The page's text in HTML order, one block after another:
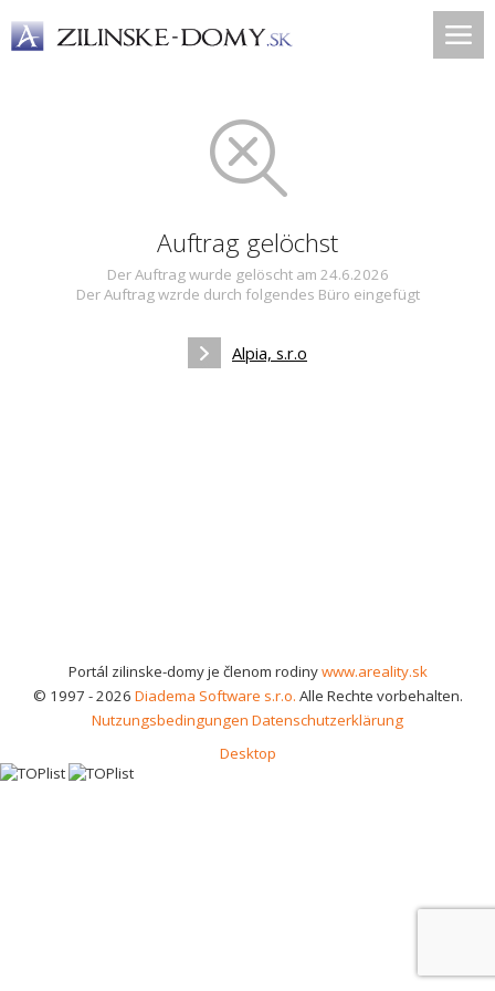
Auftrag gelöchst
Der Auftrag wurde gelöscht am 24.6.2026
Der Auftrag wzrde durch folgendes Büro eingefügt
Alpia, s.r.o
Portál zilinske-domy je členom rodinywww.areality.sk
© 1997 - 2026 Diadema Software s.r.o. Alle Rechte vorbehalten.
Nutzungsbedingungen Datenschutzerklärung
Desktop